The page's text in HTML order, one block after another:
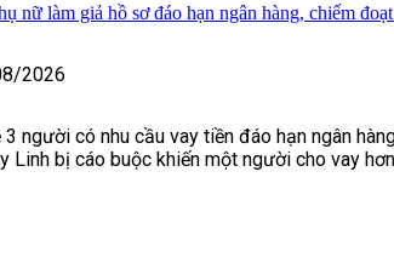
nữ làm giả hồ sơ đáo hạn ngân hàng, chiếm
2026
người có nhu cầu vay tiền đáo hạn ngân
Linh bị cáo buộc khiến một người cho vay